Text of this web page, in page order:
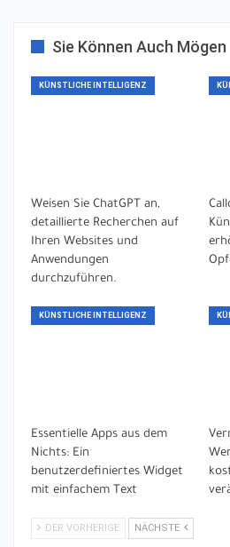
Sie Können Auch Mögen
KÜNSTLICHE INTELLIGENZ
Weisen Sie ChatGPT an,
detaillierte Recherchen auf
Ihren Websites und
Anwendungen
durchzuführen.
KÜNSTLICHE INTELLIGENZ
Essentielle Apps aus dem
Nichts: Ein
benutzerdefiniertes Widget
mit einfachem Text
DER VORHERIGE NÄCHSTE